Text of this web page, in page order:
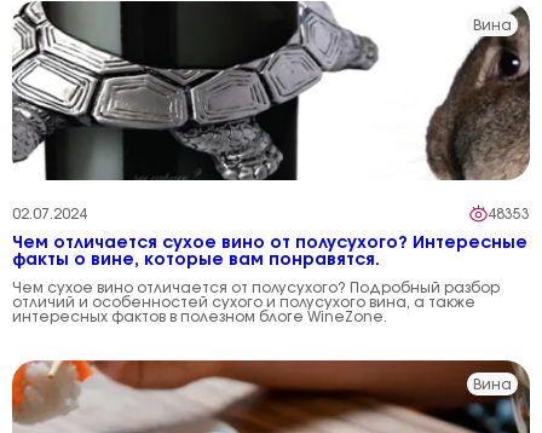
Вина
02.07.2024 48353
Чем отличается сухое вино от полусухого? Интересные
факты о вине, которые вам понравятся.
Чем сухое вино отличается от полусухого? Подробный разбор
отличий и особенностей сухого и полусухого вина, а также
интересных фактов в полезном блоге WineZone.
Вина